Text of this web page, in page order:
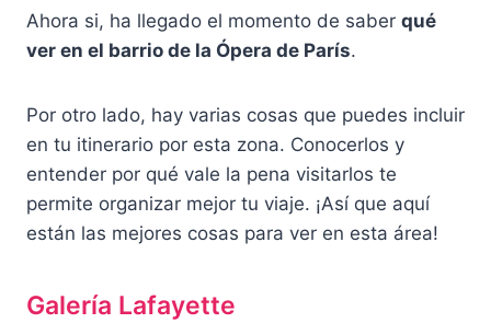
Ahora si, ha llegado el momento de saber qué
ver en el barrio de la Ópera de París.
Por otro lado, hay varias cosas que puedes incluir
en tu itinerario por esta zona. Conocerlos y
entender por qué vale la pena visitarlos te
permite organizar mejor tu viaje. ¡Así que aquí
están las mejores cosas para ver en esta área!
Galería Lafayette